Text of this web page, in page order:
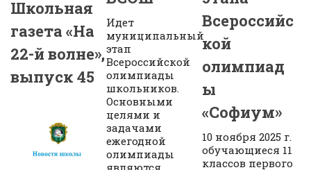
Школьная
газета «На
22-й волне»,
выпуск 45
Идет
муниципальный
этап
Всероссийской
олимпиады
школьников.
Основными
целями и
задачами
ежегодной
олимпиады
являются
Всероссийс
кой
олимпиад
ы
«Софиум»
10 ноября 2025 г.
обучающиеся 11
классов первого